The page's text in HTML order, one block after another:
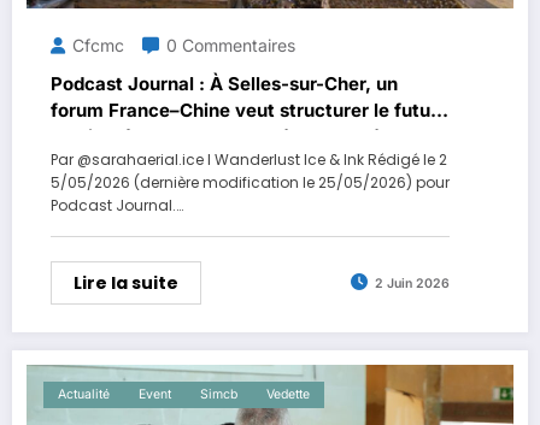
Cfcmc 0 Commentaires
Podcast Journal : À Selles-sur-Cher, un
forum France–Chine veut structurer le futur
du bien-être et des marchés de santé entre
deux continents
Par @sarahaerial.ice I Wanderlust Ice & Ink Rédigé le 2
5/05/2026 (dernière modification le 25/05/2026) pour
Podcast Journal.…
Lire la suite 2 Juin 2026
Actualité Event Simcb Vedette